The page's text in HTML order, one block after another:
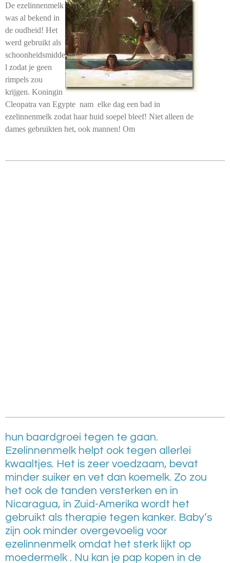
De ezelinnenmelk
was al bekend in
de oudheid! Het
werd gebruikt als
schoonheidsmidde
l zodat je geen
rimpels zou
krijgen. Koningin
Cleopatra van Egypte nam elke dag een bad in
ezelinnenmelk zodat haar huid soepel bleef! Niet alleen de
dames gebruikten het, ook mannen! Om
hun baardgroei tegen te gaan.
Ezelinnenmelk helpt ook tegen allerlei
kwaaltjes. Het is zeer voedzaam, bevat
minder suiker en vet dan koemelk. Zo zou
het ook de tanden versterken en in
Nicaragua, in Zuid-Amerika wordt het
gebruikt als therapie tegen kanker. Baby’s
zijn ook minder overgevoelig voor
ezelinnenmelk omdat het sterk lijkt op
moedermelk . Nu kan je pap kopen in de